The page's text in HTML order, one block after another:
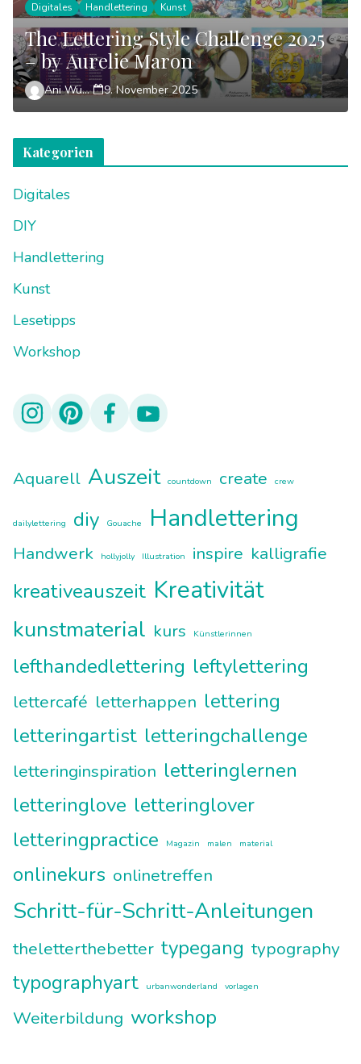
Digitales Handlettering Kunst
The Lettering Style Challenge 2025
– by Aurelie Maron
Ani Wünsch 9. November 2025
Kategorien
Digitales
DIY
Handlettering
Kunst
Lesetipps
Workshop
Aquarell Auszeit countdown create crew
dailylettering diy Gouache Handlettering
Handwerk hollyjolly Illustration inspire kalligrafie
kreativeauszeit Kreativität
kunstmaterial kurs Künstlerinnen
lefthandedlettering leftylettering
lettercafé letterhappen lettering
letteringartist letteringchallenge
letteringinspiration letteringlernen
letteringlove letteringlover
letteringpractice
Magazin malen material
onlinekurs onlinetreffen
Schritt-für-Schritt-Anleitungen
theletterthebetter typegang typography
typographyart urbanwonderland vorlagen
Weiterbildung workshop